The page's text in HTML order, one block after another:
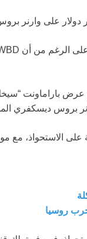
بروس ديسكفري
الاستحواذ، مع
حرب روسيا